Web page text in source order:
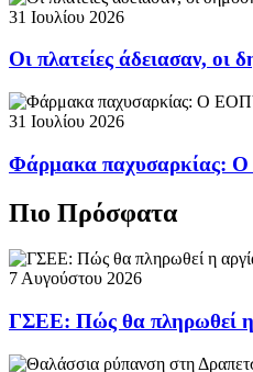
31 Ιουλίου 2026
Οι πλατείες άδειασαν, οι
31 Ιουλίου 2026
Φάρμακα παχυσαρκίας:
Πιο Πρόσφατα
7 Αυγούστου 2026
ΓΣΕΕ: Πώς θα πληρωθεί η